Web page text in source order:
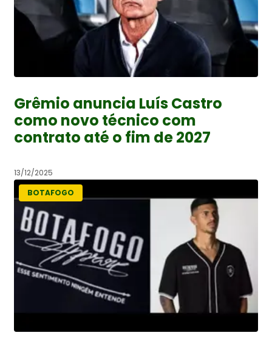
Grêmio anuncia Luís Castro
como novo técnico com
contrato até o fim de 2027
13/12/2025
BOTAFOGO